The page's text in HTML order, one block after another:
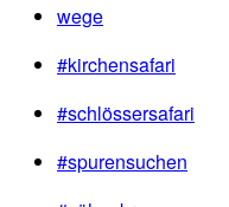
wege
#kirchensafari
#schlössersafari
#spurensuchen